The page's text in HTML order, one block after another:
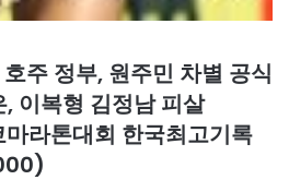
주 정부, 원주민 차별 공식
이복형 김정남 피살
라톤대회 한국최고기록